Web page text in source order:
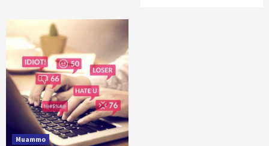
Muammo